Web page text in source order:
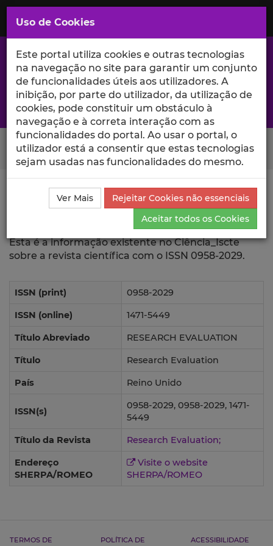
Saltar
para
Conteúdo
Principal
A excelência da investigação e ciência no Iscte
Search Button
Ciência_Iscte Revista Científica
Esta é a informação existente no Ciência_Iscte
sobre a revista científica com o ISSN 0958-2029.
ISSN (print) 0958-2029
ISSN (online) 1471-5449
Título Abreviado RESEARCH EVALUATION
Título Research Evaluation
País Reino Unido
ISSN(s)
0958-2029, 0958-2029, 1471-
5449
Título da Revista Research Evaluation;
Endereço
SHERPA/ROMEO
Visite o website
SHERPA/ROMEO
TERMOS DE POLÍTICA DE ACESSIBILIDADE
Uso de Cookies
Este portal utiliza cookies e outras tecnologias
na navegação no site para garantir um conjunto
de funcionalidades úteis aos utilizadores. A
inibição, por parte do utilizador, da utilização de
cookies, pode constituir um obstáculo à
navegação e à correta interação com as
funcionalidades do portal. Ao usar o portal, o
utilizador está a consentir que estas tecnologias
sejam usadas nas funcionalidades do mesmo.
Ver Mais
Rejeitar Cookies não essenciais
Aceitar todos os Cookies